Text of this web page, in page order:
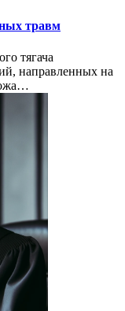
травм
тягача
направленных на